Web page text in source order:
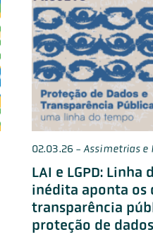
02.03.26 -Assimetrias e
LAI e LGPD: Linha
inédita aponta os
transparência
proteção de dados